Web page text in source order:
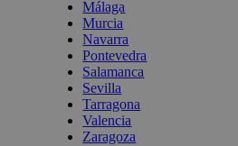
Málaga
Murcia
Navarra
Pontevedra
Salamanca
Sevilla
Tarragona
Valencia
Zaragoza